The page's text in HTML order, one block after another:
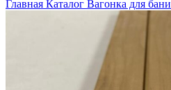
Главная Каталог Вагонка для бани